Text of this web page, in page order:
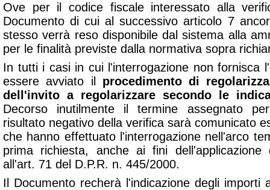
Ove per il codice fiscale interessato alla
Documento di cui al successivo articolo 7
stesso verrà reso disponibile dal sistema alla
per le finalità previste dalla normativa sopra
In tutti i casi in cui l'interrogazione non fornisca
essere avviato il procedimento di
dell'invito a regolarizzare secondo le
Decorso inutilmente il termine assegnato
risultato negativo della verifica sarà comunicato
che hanno effettuato l'interrogazione nell'arco
prima richiesta, anche ai fini dell'applicazione
all'art. 71 del D.P.R. n. 445/2000.
Il Documento recherà l'indicazione degli importi